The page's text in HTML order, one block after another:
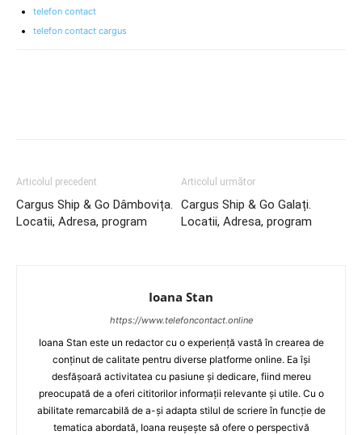
telefon contact
telefon contact cargus
Articolul precedent
Cargus Ship & Go Dâmbovița.
Locatii, Adresa, program
Articolul următor
Cargus Ship & Go Galați.
Locatii, Adresa, program
Ioana Stan
https://www.telefoncontact.online
Ioana Stan este un redactor cu o experiență vastă în crearea de
conținut de calitate pentru diverse platforme online. Ea își
desfășoară activitatea cu pasiune și dedicare, fiind mereu
preocupată de a oferi cititorilor informații relevante și utile. Cu o
abilitate remarcabilă de a-și adapta stilul de scriere în funcție de
tematica abordată, Ioana reușește să ofere o perspectivă